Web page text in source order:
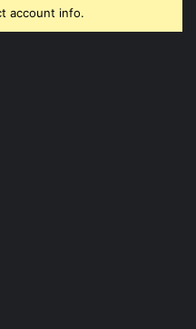
account info.